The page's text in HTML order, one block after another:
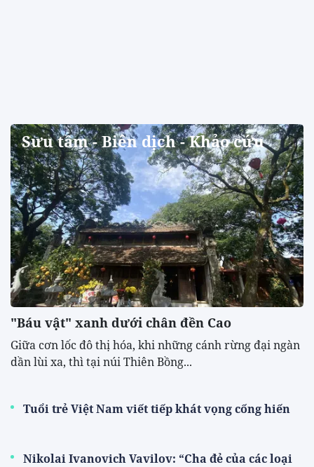
Sưu tầm - Biên dịch - Khảo cứu
"Báu vật" xanh dưới chân đền Cao
​Giữa cơn lốc đô thị hóa, khi những cánh rừng đại ngàn
dần lùi xa, thì tại núi Thiên Bồng...
Tuổi trẻ Việt Nam viết tiếp khát vọng cống hiến
Nikolai Ivanovich Vavilov: “Cha đẻ của các loại